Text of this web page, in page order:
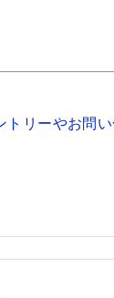
トリーやお問